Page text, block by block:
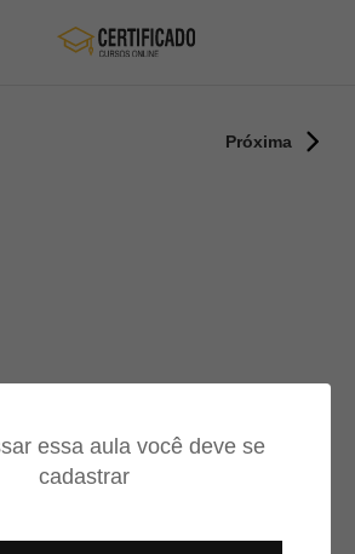
essa aula você deve se
cadastrar
Próxima